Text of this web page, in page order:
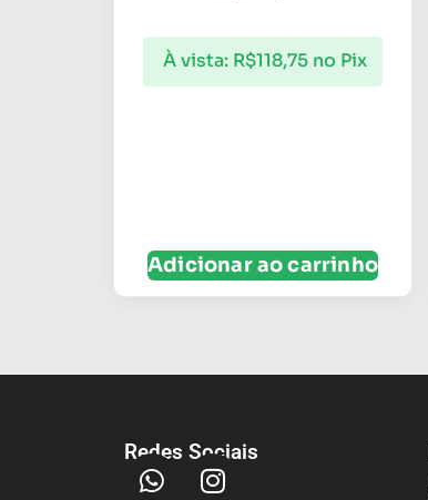
À vista: R$118,75 no Pix
Adicionar ao carrinho
Redes Sociais